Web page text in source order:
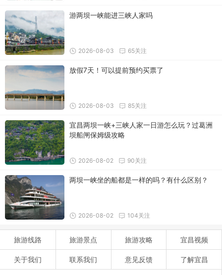
游两坝一峡能进三峡人家吗
65关注
2026-08-03
放假7天！可以提前预约买票了
85关注
2026-08-03
宜昌两坝一峡+三峡人家一日游怎么玩？过葛洲
坝船闸保姆级攻略
90关注
2026-08-02
两坝一峡坐的船都是一样的吗？有什么区别？
104关注
2026-08-02
旅游线路 旅游景点 旅游攻略 宜昌视频
关于我们 联系我们 意见反馈 了解宜昌